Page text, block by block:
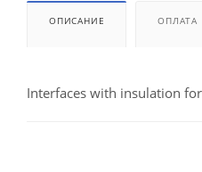
ОПИСАНИЕ ОПЛАТА
Interfaces with insulation